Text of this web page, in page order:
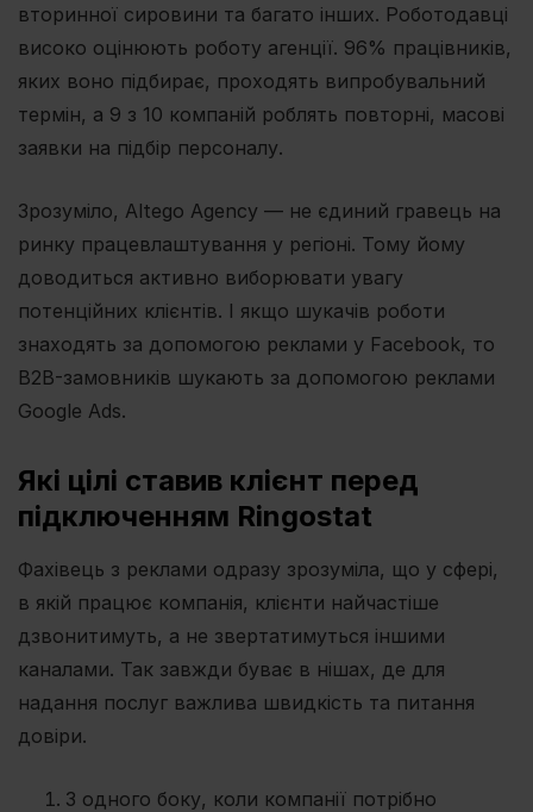
вторинної сировини та багато інших. Роботодавці
високо оцінюють роботу агенції. 96% працівників,
яких воно підбирає, проходять випробувальний
термін, а 9 з 10 компаній роблять повторні, масові
заявки на підбір персоналу.
Зрозуміло, Altego Agency — не єдиний гравець на
ринку працевлаштування у регіоні. Тому йому
доводиться активно виборювати увагу
потенційних клієнтів. І якщо шукачів роботи
знаходять за допомогою реклами у Facebook, то
B2B-замовників шукають за допомогою реклами
Google Ads.
Які цілі ставив клієнт перед
підключенням Ringostat
Фахівець з реклами одразу зрозуміла, що у сфері,
в якій працює компанія, клієнти найчастіше
дзвонитимуть, а не звертатимуться іншими
каналами. Так завжди буває в нішах, де для
надання послуг важлива швидкість та питання
довіри.
З одного боку, коли компанії потрібно